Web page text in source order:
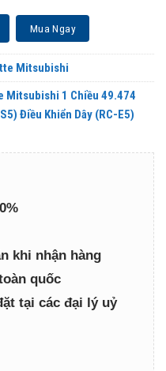
49.474 BTU (FDT140CSV-S5 /
Mua Ngay
Mitsubishi
Mitsubishi 1 Chiều 49.474
Điều Khiển Dây (RC-E5)
khi nhận hàng
quốc
tại các đại lý uỷ